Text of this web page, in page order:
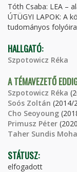
Tóth Csaba: LEA –
ÚTÜGYI LAPOK: A
tudományos
HALLGATÓ:
Szpotowicz Réka
A TÉMAVEZETŐ
Szpotowicz Réka
Soós Zoltán (2014/
Cho Seoyoung
Primusz Péter
Taher Sundis
STÁTUSZ:
elfogadott